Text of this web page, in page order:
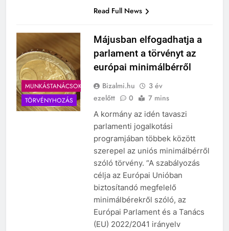
Read Full News
MUNKÁSTANÁCSOK
TÖRVÉNYHOZÁS
Májusban elfogadhatja a
parlament a törvényt az
európai minimálbérről
Bizalmi.hu
3 év
ezelőtt
0 7 mins
A kormány az idén tavaszi
parlamenti jogalkotási
programjában többek között
szerepel az uniós minimálbérről
szóló törvény. “A szabályozás
célja az Európai Unióban
biztosítandó megfelelő
minimálbérekről szóló, az
Európai Parlament és a Tanács
(EU) 2022/2041 irányelv